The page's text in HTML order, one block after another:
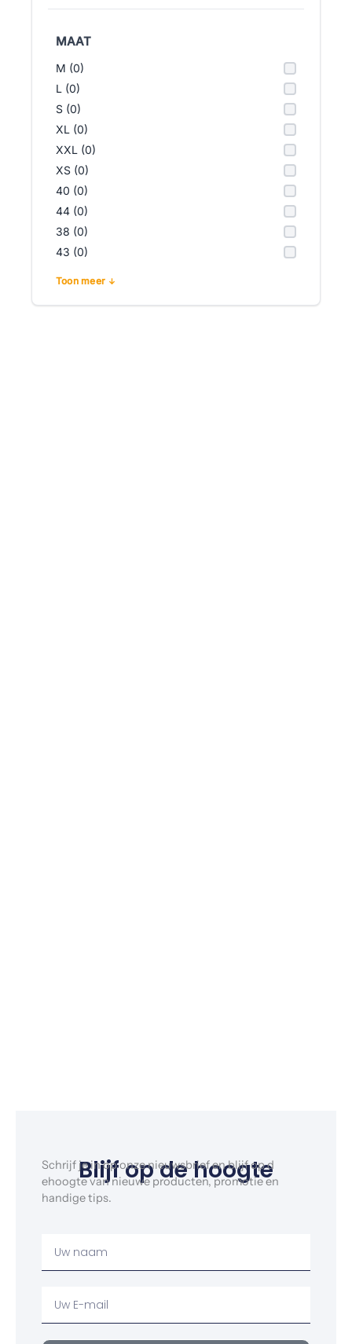
MAAT
M (0)
L (0)
S (0)
XL (0)
XXL (0)
XS (0)
40 (0)
44 (0)
38 (0)
43 (0)
Toon meer
Blijf op de hoogte
Schrijf je in op onze nieuwsbrief en blijf op d
ehoogte van nieuwe producten, promotie en
handige tips.
Naam
email